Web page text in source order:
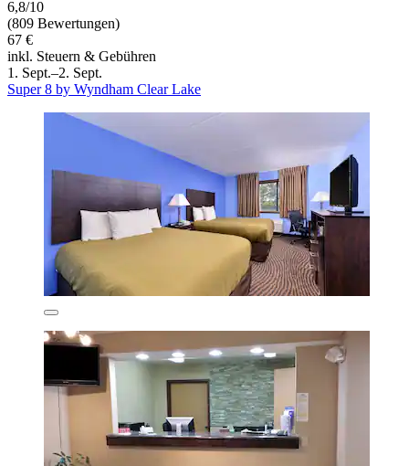
6,8/10
(809 Bewertungen)
67 €
inkl. Steuern & Gebühren
1. Sept.–2. Sept.
Super 8 by Wyndham Clear Lake